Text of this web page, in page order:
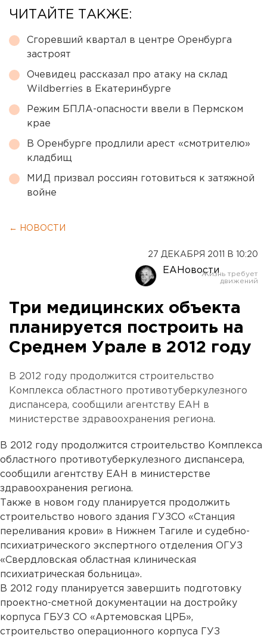
ЧИТАЙТЕ ТАКЖЕ:
Сгоревший квартал в центре Оренбурга
застроят
Очевидец рассказал про атаку на склад
Wildberries в Екатеринбурге
Режим БПЛА-опасности ввели в Пермском
крае
В Оренбурге продлили арест «смотрителю»
кладбищ
МИД призвал россиян готовиться к затяжной
войне
← НОВОСТИ
27 ДЕКАБРЯ 2011 В 10:20
ЕАНовости
Три медицинских объекта
планируется построить на
Среднем Урале в 2012 году
В 2012 году продолжится строительство
Комплекса областного противотуберкулезного
диспансера, сообщили агентству ЕАН в
министерстве здравоохранения региона.
В 2012 году продолжится строительство Комплекса
областного противотуберкулезного диспансера,
сообщили агентству ЕАН в министерстве
здравоохранения региона.
Также в новом году планируется продолжить
строительство нового здания ГУЗСО «Станция
переливания крови» в Нижнем Тагиле и судебно-
психиатрического экспертного отделения ОГУЗ
«Свердловская областная клиническая
психиатрическая больница».
В 2012 году планируется завершить подготовку
проектно-сметной документации на достройку
корпуса ГБУЗ СО «Артемовская ЦРБ»,
строительство операционного корпуса ГУЗ